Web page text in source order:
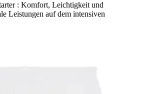
: Komfort, Leichtigkeit und
Leistungen auf dem intensiven